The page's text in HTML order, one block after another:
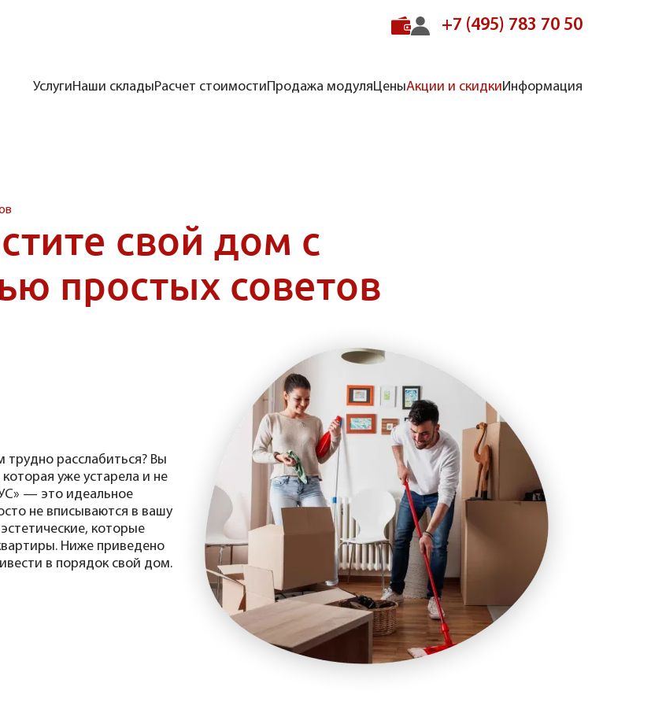
+7 (495) 783 70 50
УслугиНаши складыРасчет стоимостиПродажа модуляЦеныАкции и скидкиИнформация
свой дом с
простых советов
расслабиться? Вы
уже устарела и не
— это идеальное
не вписываются в вашу
которые
Ниже приведено
в порядок свой дом.